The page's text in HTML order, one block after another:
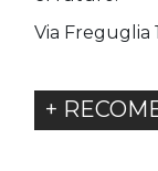
Via Freguglia
+